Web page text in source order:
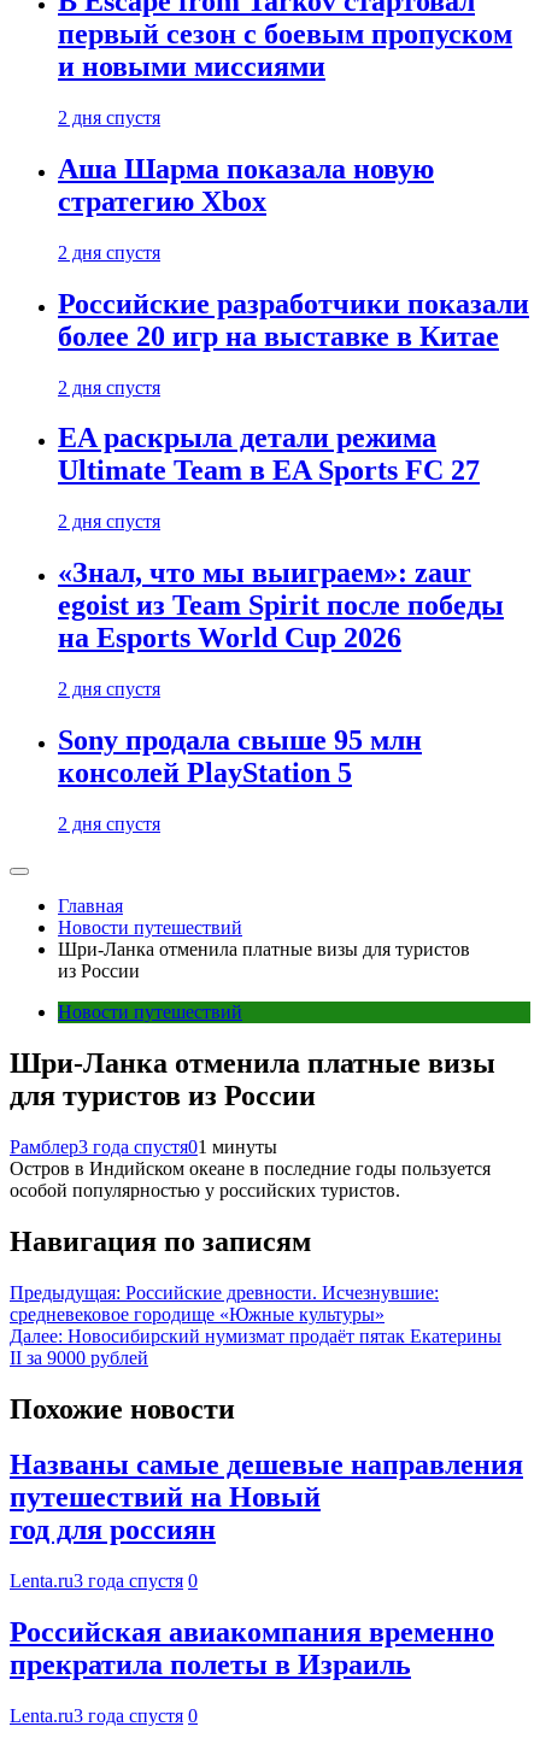
первый сезон с боевым пропуском
и новыми миссиями
2 дня спустя
Аша Шарма показала новую
стратегию Xbox
2 дня спустя
Российские разработчики показали
более 20 игр на выставке в Китае
2 дня спустя
EA раскрыла детали режима
Ultimate Team в EA Sports FC 27
2 дня спустя
«Знал, что мы выиграем»: zaur
egoist из Team Spirit после победы
на Esports World Cup 2026
2 дня спустя
Sony продала свыше 95 млн
консолей PlayStation 5
2 дня спустя
Главная
Новости путешествий
Шри-Ланка отменила платные визы для туристов
из России
Новости путешествий
Шри-Ланка отменила платные визы
для туристов из России
Рамблер3 года спустя01 минуты
Остров в Индийском океане в последние годы пользуется
особой популярностью у российских туристов.
Навигация по записям
Предыдущая: Российские древности. Исчезнувшие:
средневековое городище «Южные культуры»
Далее: Новосибирский нумизмат продаёт пятак Екатерины
II за 9000 рублей
Похожие новости
Названы самые дешевые направления
путешествий на Новый
год для россиян
Lenta.ru3 года спустя 0
Российская авиакомпания временно
прекратила полеты в Израиль
Lenta.ru3 года спустя 0